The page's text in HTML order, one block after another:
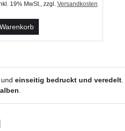
19% MwSt., zzgl. Versandkosten
inkl. 19% MwSt.,zzgl.
und einseitig bedruckt und veredelt